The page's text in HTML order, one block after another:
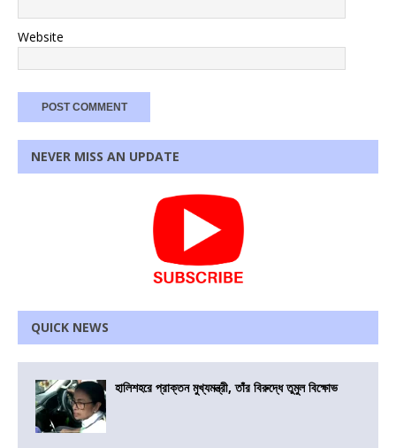
Website
NEVER MISS AN UPDATE
QUICK NEWS
হালিশহরে প্রাক্তন মুখ্যমন্ত্রী, তাঁর বিরুদ্ধে তুমুল বিক্ষোভ